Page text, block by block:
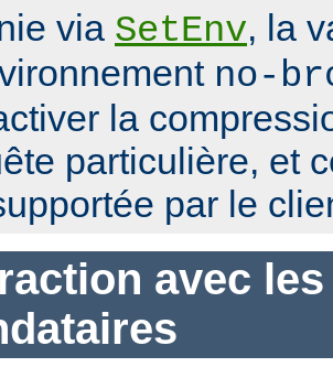
via SetEnv, la
no-
la
particulière, et
par le
avec